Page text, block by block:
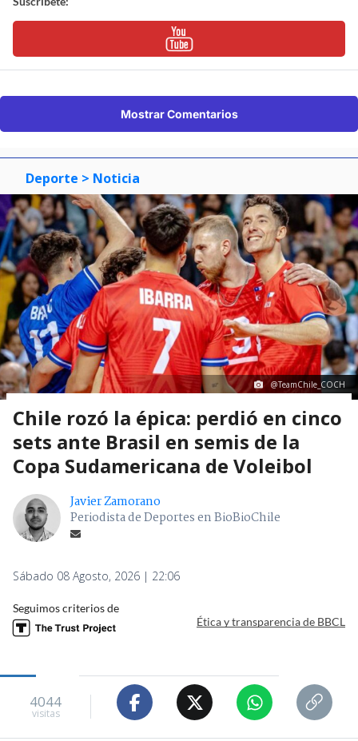
Mostrar Comentarios
Deporte > Noticia
@TeamChile_COCH
Chile rozó la épica: perdió en cinco
sets ante Brasil en semis de la
Copa Sudamericana de Voleibol
Javier Zamorano
Periodista de Deportes en BioBioChile
Sábado 08 Agosto, 2026 | 22:06
Seguimos criterios de
Ética y transparencia de BBCL
4044
visitas